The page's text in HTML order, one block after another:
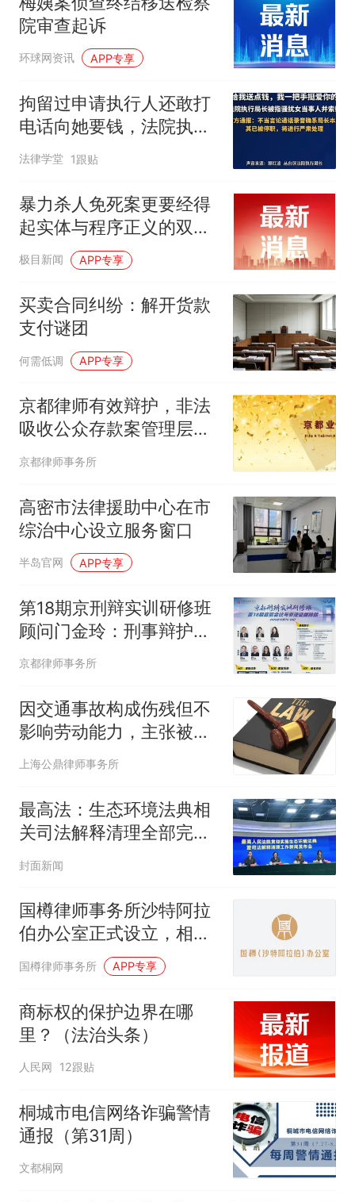
院审查起诉
环球网资讯 APP专享
拘留过申请执行人还敢打
电话向她要钱，法院执行
局长怎么就这么大胆？
法律学堂 1跟贴
暴力杀人免死案更要经得
起实体与程序正义的双重
考量
极目新闻 APP专享
买卖合同纠纷：解开货款
支付谜团
何需低调 APP专享
京都律师有效辩护，非法
吸收公众存款案管理层当
事人成功取保
京都律师事务所
高密市法律援助中心在市
综治中心设立服务窗口
半岛官网 APP专享
第18期京刑辩实训研修班
顾问门金玲：刑事辩护核
心进阶
京都律师事务所
因交通事故构成伤残但不
影响劳动能力，主张被扶
养人生活费能否得到支
上海公鼎律师事务所
最高法：生态环境法典相
关司法解释清理全部完成
不适应的予以修改或废止
封面新闻
国樽律师事务所沙特阿拉
伯办公室正式设立，相关
信息公布
国樽律师事务所 APP专享
商标权的保护边界在哪
里？（法治头条）
人民网 12跟贴
桐城市电信网络诈骗警情
通报（第31周）
文都桐网